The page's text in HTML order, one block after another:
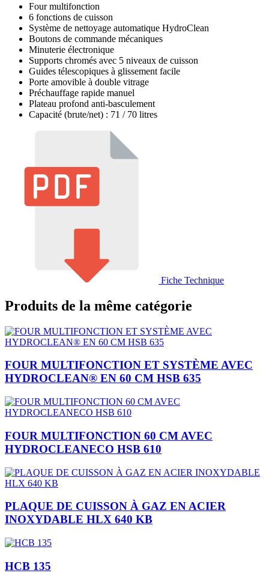
Four multifonction
6 fonctions de cuisson
Système de nettoyage automatique HydroClean
Boutons de commande mécaniques
Minuterie électronique
Supports chromés avec 5 niveaux de cuisson
Guides télescopiques à glissement facile
Porte amovible à double vitrage
Préchauffage rapide manuel
Plateau profond anti-basculement
Capacité (brute/net) : 71 / 70 litres
Fiche Technique
Produits de la même catégorie
FOUR MULTIFONCTION ET SYSTÈME AVEC
HYDROCLEAN® EN 60 CM HSB 635
FOUR MULTIFONCTION 60 CM AVEC
HYDROCLEANECO HSB 610
PLAQUE DE CUISSON À GAZ EN ACIER
INOXYDABLE HLX 640 KB
HCB 135